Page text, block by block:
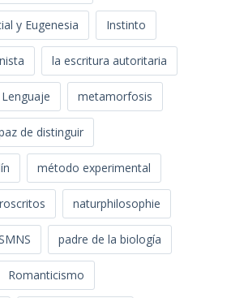
y Eugenesia Instinto
la escritura autoritaria
Lenguaje metamorfosis
de distinguir
método experimental
naturphilosophie
padre de la biología
Romanticismo